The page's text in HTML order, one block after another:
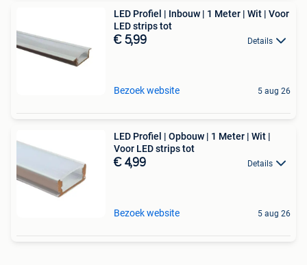
LED Profiel | Inbouw | 1 Meter | Wit | Voor
LED strips tot
€ 5,99 Details
Bezoek website 5 aug 26
LED Profiel | Opbouw | 1 Meter | Wit |
Voor LED strips tot
€ 4,99 Details
Bezoek website 5 aug 26